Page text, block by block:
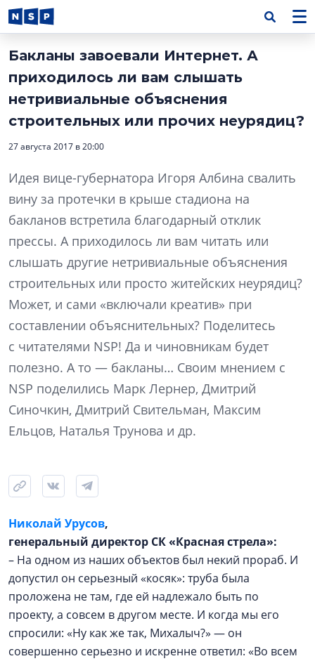
Бакланы завоевали Интернет. А
приходилось ли вам слышать
нетривиальные объяснения
строительных или прочих неурядиц?
27 августа 2017 в 20:00
Идея вице-губернатора Игоря Албина свалить
вину за протечки в крыше стадиона на
бакланов встретила благодарный отклик
прессы. А приходилось ли вам читать или
слышать другие нетривиальные объяснения
строительных или просто житейских неурядиц?
Может, и сами «включали креатив» при
составлении объяснительных? Поделитесь
с читателями NSP! Да и чиновникам будет
полезно. А то — бакланы… Своим мнением с
NSP поделились Марк Лернер, Дмитрий
Синочкин, Дмитрий Свительман, Максим
Ельцов, Наталья Трунова и др.
Николай Урусов,
генеральный директор СК «Красная стрела»:
– На одном из наших объектов был некий прораб. И
допустил он серьезный «косяк»: труба была
проложена не там, где ей надлежало быть по
проекту, а совсем в другом месте. И когда мы его
спросили: «Ну как же так, Михалыч?» — он
совершенно серьезно и искренне ответил: «Во всем